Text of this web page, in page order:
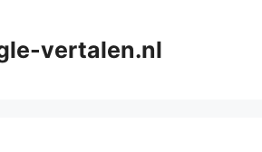
vertalen.nl